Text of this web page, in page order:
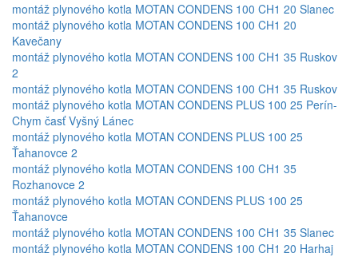
montáž plynového kotla MOTAN CONDENS 100 CH1 20 Slanec
montáž plynového kotla MOTAN CONDENS 100 CH1 20
Kavečany
montáž plynového kotla MOTAN CONDENS 100 CH1 35 Ruskov
2
montáž plynového kotla MOTAN CONDENS 100 CH1 35 Ruskov
montáž plynového kotla MOTAN CONDENS PLUS 100 25 Perín-
Chym časť Vyšný Lánec
montáž plynového kotla MOTAN CONDENS PLUS 100 25
Ťahanovce 2
montáž plynového kotla MOTAN CONDENS 100 CH1 35
Rozhanovce 2
montáž plynového kotla MOTAN CONDENS PLUS 100 25
Ťahanovce
montáž plynového kotla MOTAN CONDENS 100 CH1 35 Slanec
montáž plynového kotla MOTAN CONDENS 100 CH1 20 Harhaj